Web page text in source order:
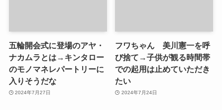
五輪開会式に登場のアヤ・
ナカムラとは→キンタロー
のモノマネレパートリーに
入りそうだな
2024年7月27日
フワちゃん 美川憲一を呼
び捨て→子供が観る時間帯
での起用は止めていただき
たい
2024年7月24日